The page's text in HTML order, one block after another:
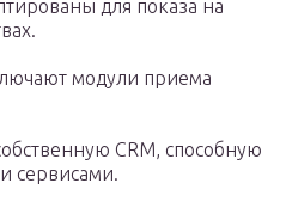
для показа на
модули приема
CRM, способную
сервисами.